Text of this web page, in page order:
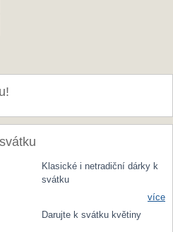
Klasické i netradiční dárky k
svátku
více
Darujte k svátku květiny